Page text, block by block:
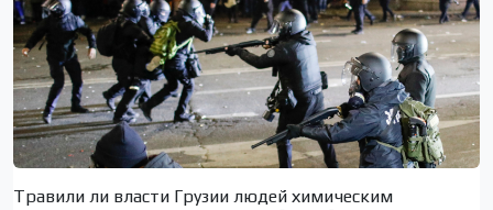
Травили ли власти Грузии людей химическим